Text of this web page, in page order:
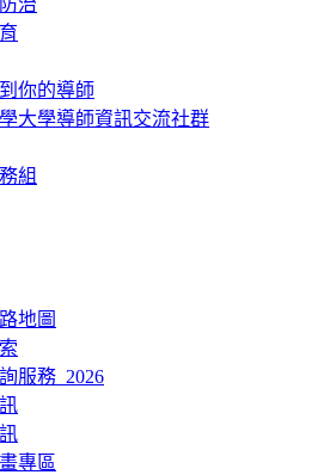
你的導師
大學導師資訊交流社群
組
地圖
服務_2026
專區